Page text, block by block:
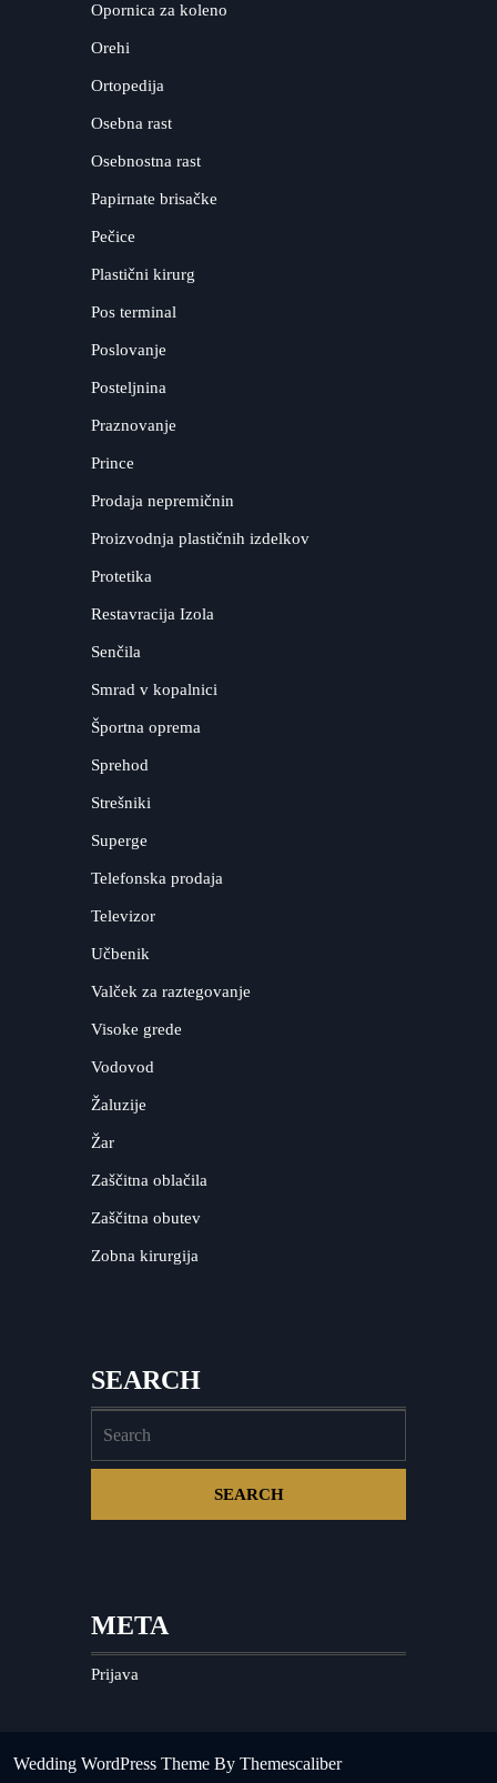
Opornica za koleno
Orehi
Ortopedija
Osebna rast
Osebnostna rast
Papirnate brisačke
Pečice
Plastični kirurg
Pos terminal
Poslovanje
Posteljnina
Praznovanje
Prince
Prodaja nepremičnin
Proizvodnja plastičnih izdelkov
Protetika
Restavracija Izola
Senčila
Smrad v kopalnici
Športna oprema
Sprehod
Strešniki
Superge
Telefonska prodaja
Televizor
Učbenik
Valček za raztegovanje
Visoke grede
Vodovod
Žaluzije
Žar
Zaščitna oblačila
Zaščitna obutev
Zobna kirurgija
SEARCH
META
Prijava
Wedding WordPress Theme By Themescaliber